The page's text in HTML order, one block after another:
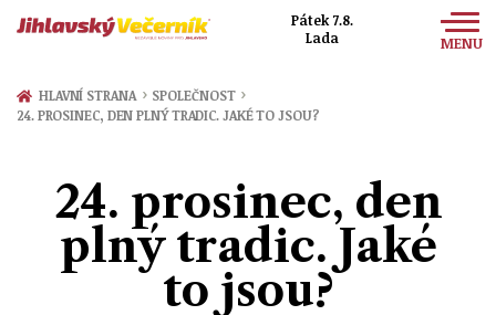
Pátek 7.8.
Lada
MENU
Zprávy
Kultura
Společnost
HLAVNÍ STRANA › SPOLEČNOST ›
24. PROSINEC, DEN PLNÝ TRADIC. JAKÉ TO JSOU?
24. prosinec, den
plný tradic. Jaké
to jsou?